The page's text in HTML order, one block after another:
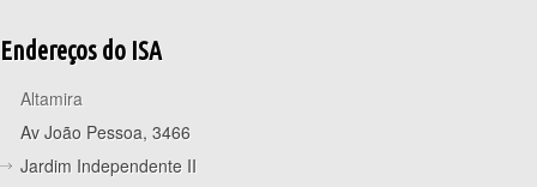
Endereços do ISA
Altamira
Av João Pessoa, 3466
Jardim Independente II